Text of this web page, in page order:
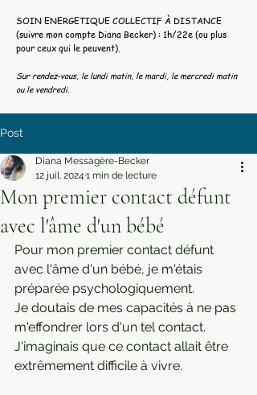
SOIN ENERGETIQUE COLLECTIF À DISTANCE
(suivre mon compte Diana Becker) : 1h/22e (ou plus
pour ceux qui le peuvent).
Sur rendez-vous, le lundi matin, le mardi, le mercredi matin
ou le vendredi.
Post
Mon premier contact défunt
avec l'âme d'un bébé
Diana Messagère-Becker
12 juil. 2024 1 min de lecture
Pour mon premier contact défunt
avec l'âme d'un bébé, je m'étais
préparée psychologiquement.
Je doutais de mes capacités à ne pas
m'effondrer lors d'un tel contact.
J'imaginais que ce contact allait être
extrêmement difficile à vivre.